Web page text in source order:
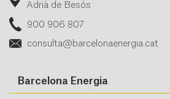
Adrià de Besós
900 906 807
consulta@barcelonaenergia.cat
Barcelona Energia